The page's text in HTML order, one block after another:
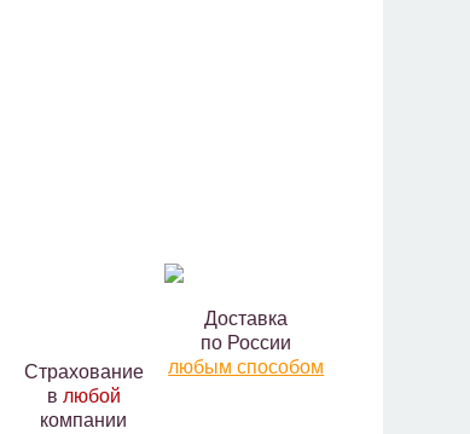
Страхование
в любой
компании
Доставка
по России
любым способом